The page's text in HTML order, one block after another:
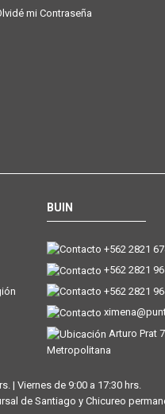
mi Contraseña
BUIN
+562 2821
+562 2821
+562 2821
Arturo Prat
Metropolitana
| Viernes de 9:00 a 17:30 hrs.
de Santiago y Chicureo